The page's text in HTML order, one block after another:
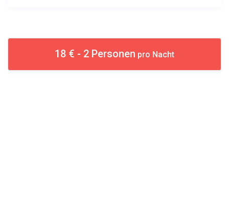
18 € - 2 Personen pro Nacht